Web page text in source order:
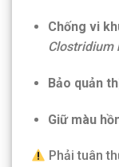
Chống vi
Clostridium
Bảo quản
Giữ màu
Phải tuân